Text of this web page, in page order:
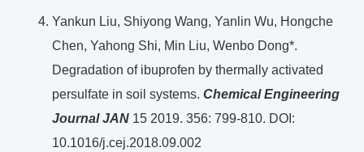
Yankun Liu, Shiyong Wang, Yanlin Wu, Hongche
Chen, Yahong Shi, Min Liu, Wenbo Dong*.
Degradation of ibuprofen by thermally activated
persulfate in soil systems. Chemical Engineering
Journal JAN 15 2019. 356: 799-810. DOI:
10.1016/j.cej.2018.09.002